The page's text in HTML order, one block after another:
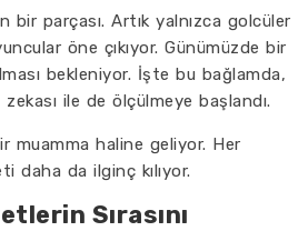
parçası. Artık yalnızca golcüler
öne çıkıyor. Günümüzde bir
bekleniyor. İşte bu bağlamda,
ile de ölçülmeye başlandı.
muamma haline geliyor. Her
daha da ilginç kılıyor.
Sırasını